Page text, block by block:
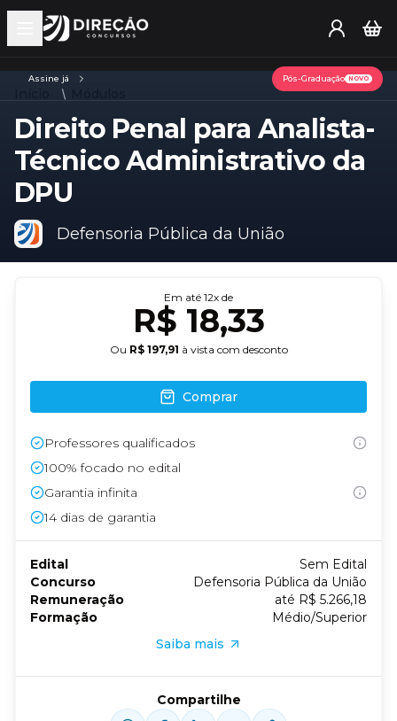
Open main menu
Assine já Pós-Graduação NOVO
Direito Penal para Analista-
Técnico Administrativo da
DPU
Defensoria Pública da União
Em até 12x de
R$ 18,33
Ou R$ 197,91 à vista com desconto
Comprar
Professores qualificados
100% focado no edital
Garantia infinita
14 dias de garantia
Edital
Sem Edital
Concurso
Defensoria Pública da União
Remuneração
até R$ 5.266,18
Formação
Médio/Superior
Saiba mais
Compartilhe